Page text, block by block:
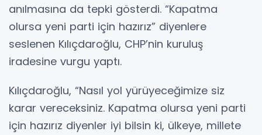
anılmasına da tepki gösterdi. “Kapatma
olursa yeni parti için hazırız” diyenlere
seslenen Kılıçdaroğlu, CHP’nin kuruluş
iradesine vurgu yaptı.
Kılıçdaroğlu, “Nasıl yol yürüyeceğimize siz
karar vereceksiniz. Kapatma olursa yeni parti
için hazırız diyenler iyi bilsin ki, ülkeye, millete